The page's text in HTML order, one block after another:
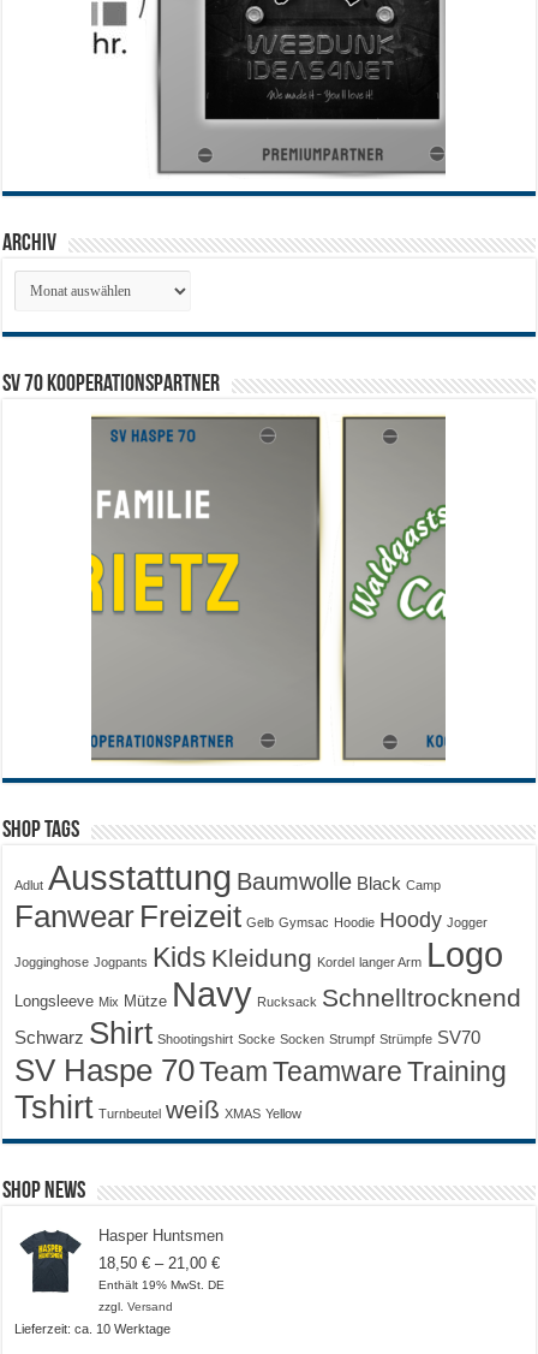
Archiv
Archiv
SV 70 Kooperationspartner
Shop Tags
Adlut Ausstattung Baumwolle Black Camp
Fanwear Freizeit Gelb Gymsac Hoodie Hoody Jogger
Jogginghose Jogpants Kids Kleidung Kordel langer Arm Logo
Longsleeve Mix Mütze Navy Rucksack Schnelltrocknend
Schwarz Shirt Shootingshirt Socke Socken Strumpf Strümpfe SV70
SV Haspe 70Team Teamware Training
Tshirt Turnbeutel weiß XMAS Yellow
Shop News
Hasper Huntsmen
18,50€ – 21,00€Preisspanne:
18,50 €
Enthält 19% MwSt. DE
zzgl.Versand
Lieferzeit: ca. 10 Werktage